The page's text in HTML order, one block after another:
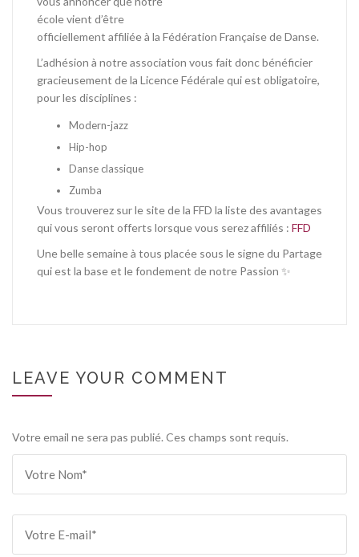
école vient d’être
officiellement affiliée à la Fédération Française de Danse.
L’adhésion à notre association vous fait donc bénéficier
gracieusement de la Licence Fédérale qui est obligatoire,
pour les disciplines :
Modern-jazz
Hip-hop
Danse classique
Zumba
Vous trouverez sur le site de la FFD la liste des avantages
qui vous seront offerts lorsque vous serez affiliés : FFD
Une belle semaine à tous placée sous le signe du Partage
qui est la base et le fondement de notre Passion ✨
LEAVE YOUR COMMENT
Votre email ne sera pas publié. Ces champs sont requis.